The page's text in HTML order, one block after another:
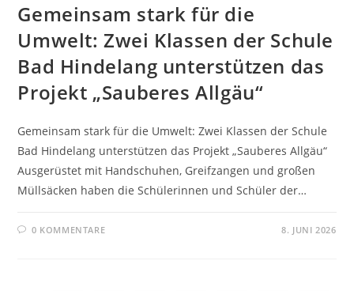
Gemeinsam stark für die
Umwelt: Zwei Klassen der Schule
Bad Hindelang unterstützen das
Projekt „Sauberes Allgäu“
Gemeinsam stark für die Umwelt: Zwei Klassen der Schule
Bad Hindelang unterstützen das Projekt „Sauberes Allgäu“
Ausgerüstet mit Handschuhen, Greifzangen und großen
Müllsäcken haben die Schülerinnen und Schüler der…
0 KOMMENTARE 8. JUNI 2026